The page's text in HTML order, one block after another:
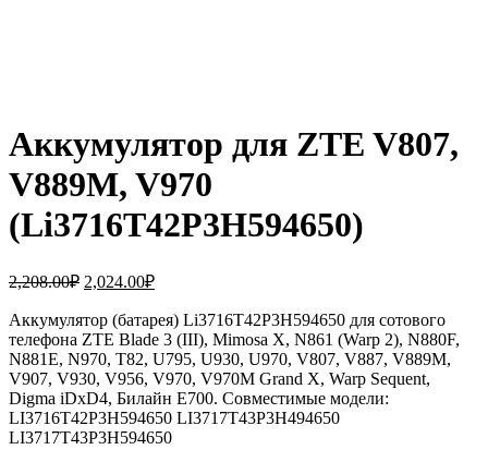
Аккумулятор для ZTE V807,
V889M, V970
(Li3716T42P3H594650)
2,208.00₽ Первоначальная
составляла
2,208.00₽.
2,024.00₽Текущая
2,024.00₽.
Аккумулятор (батарея) Li3716T42P3H594650 для сотового
телефона ZTE Blade 3 (III), Mimosa X, N861 (Warp 2), N880F,
N881E, N970, T82, U795, U930, U970, V807, V887, V889M,
V907, V930, V956, V970, V970M Grand X, Warp Sequent,
Digma iDxD4, Билайн E700. Совместимые модели:
LI3716T42P3H594650 LI3717T43P3H494650
LI3717T43P3H594650